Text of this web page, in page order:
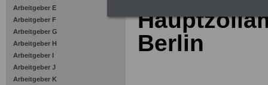
Arbeitgeber E
Arbeitgeber F
Arbeitgeber G
Arbeitgeber H
Arbeitgeber I
Arbeitgeber J
Arbeitgeber K
Berlin